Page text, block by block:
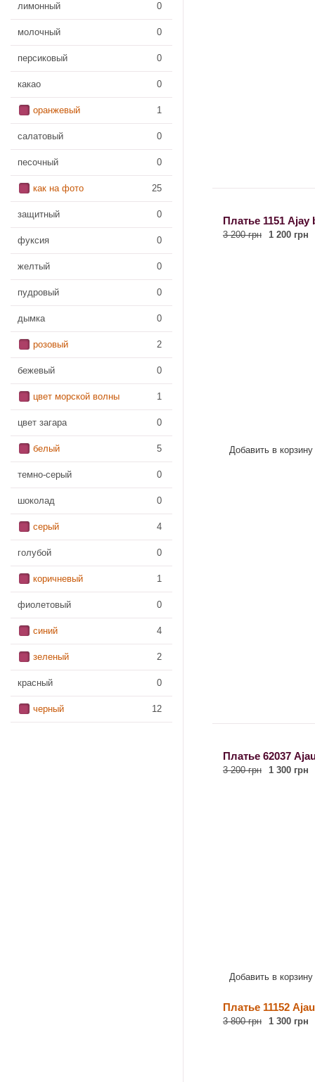
лимонный 0
молочный 0
персиковый 0
какао 0
оранжевый 1
салатовый 0
песочный 0
как на фото 25
защитный 0
фуксия 0
желтый 0
пудровый 0
дымка 0
розовый 2
бежевый 0
цвет морской волны 1
цвет загара 0
белый 5
темно-серый 0
шоколад 0
серый 4
голубой 0
коричневый 1
фиолетовый 0
синий 4
зеленый 2
красный 0
черный 12
Платье 1151 Ajay
3 200 грн 1 200 грн
Добавить в корзину
Платье 62037
3 200 грн 1 300 грн
Добавить в корзину
Платье 11152
3 800 грн 1 300 грн